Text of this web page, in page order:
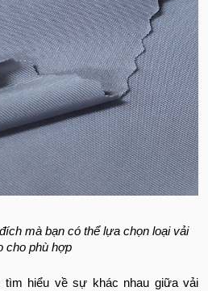
mà bạn có thể lựa chọn loại vải
cho phù hợp
tìm hiểu về sự khác nhau giữa vải